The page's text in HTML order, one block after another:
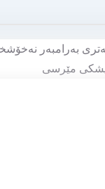
- ٤٠ مەتری بەرامبەر
مێرسی